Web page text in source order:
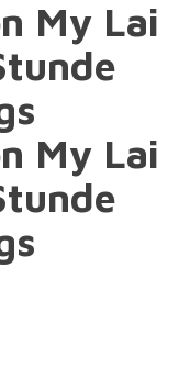
My Lai
My Lai